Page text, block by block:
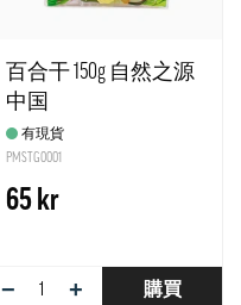
百合干 150g 自然之源
中国
有現貨
PMSTG0001
65 kr
− + 購買